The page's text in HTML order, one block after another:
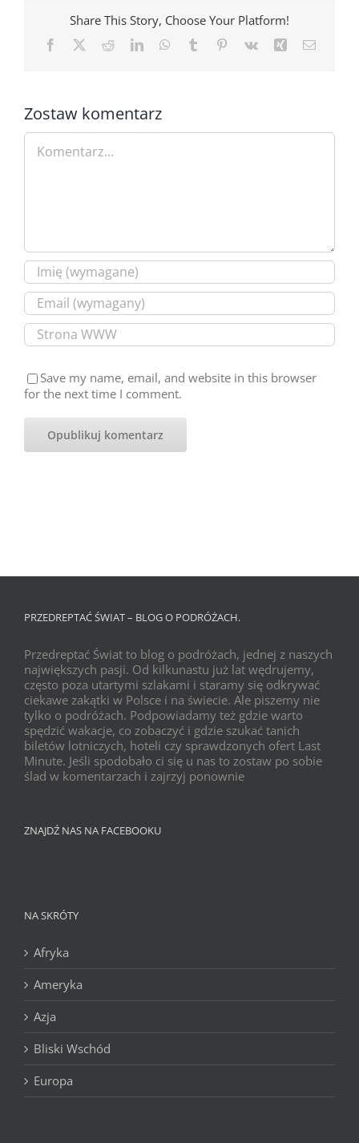
Share This Story, Choose Your Platform!
Facebook RedditLinkedInWhatsApp
Tumblr Pinterest
Vk Xing Email
Zostaw komentarz
Comment
Save my name, email, and website in this browser
for the next time I comment.
PRZEDREPTAĆ ŚWIAT – BLOG O PODRÓŻACH.
Przedreptać Świat to blog o podróżach, jednej z naszych
największych pasji. Od kilkunastu już lat wędrujemy,
często poza utartymi szlakami i staramy się odkrywać
ciekawe zakątki w Polsce i na świecie. Ale piszemy nie
tylko o podróżach. Podpowiadamy też gdzie warto
spędzić wakacje, co zobaczyć i gdzie szukać tanich
biletów lotniczych, hoteli czy sprawdzonych ofert Last
Minute. Jeśli spodobało ci się u nas to zostaw po sobie
ślad w komentarzach i zajrzyj ponownie
ZNAJDŹ NAS NA FACEBOOKU
NA SKRÓTY
Afryka
Ameryka
Azja
Bliski Wschód
Europa